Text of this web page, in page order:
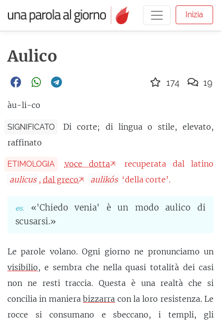
Inizia
Aulico
àu-li-co
SIGNIFICATO
Di corte; di lingua o stile, elevato,
raffinato
ETIMOLOGIA voce dotta
recuperata dal latino
aulicus , dal greco aulikós ‘della corte’.
«'Chiedo venia' è un modo aulico di
scusarsi.»
Le parole volano. Ogni giorno ne pronunciamo un
visibilio, e sembra che nella quasi totalità dei casi
non ne resti traccia. Questa è una realtà che si
concilia in manierabizzarra con la loro resistenza. Le
rocce si consumano e sbeccano, i templi, gli
174 19